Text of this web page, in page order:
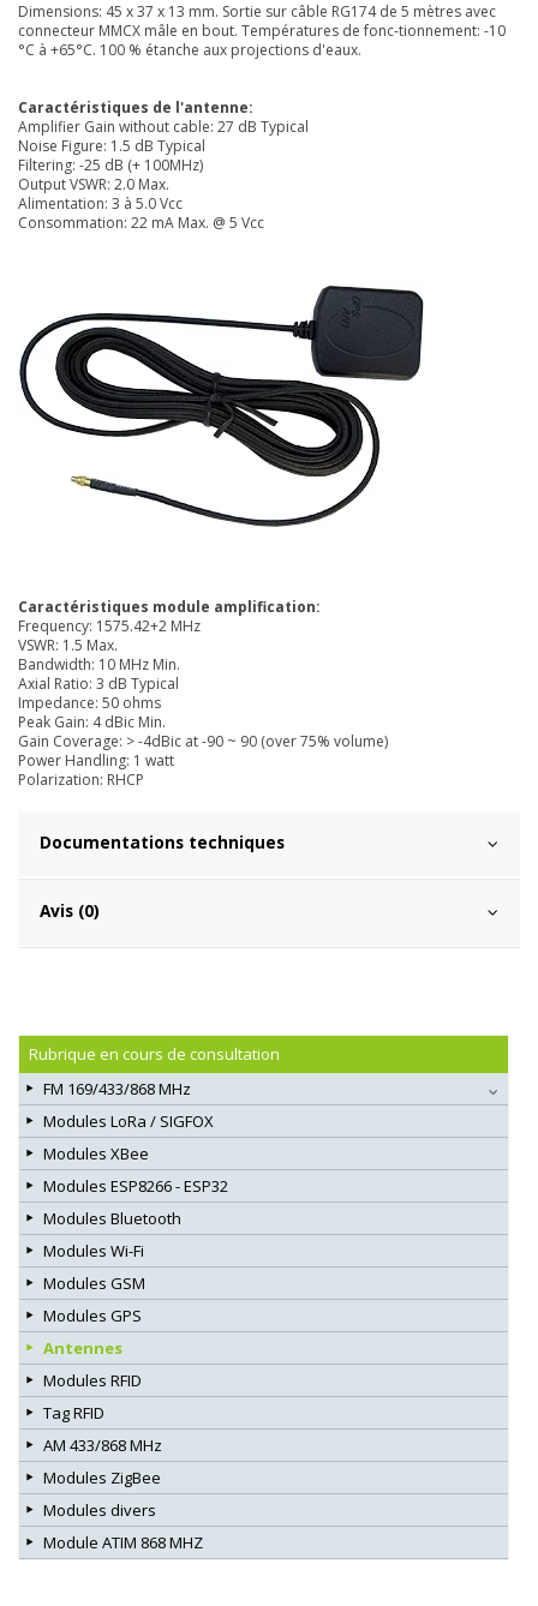
Dimensions: 45 x 37 x 13 mm. Sortie sur câble RG174 de 5 mètres avec
connecteur MMCX mâle en bout. Températures de fonc-tionnement: -10
°C à +65°C. 100 % étanche aux projections d'eaux.
Caractéristiques de l'antenne:
Amplifier Gain without cable: 27 dB Typical
Noise Figure: 1.5 dB Typical
Filtering: -25 dB (+ 100MHz)
Output VSWR: 2.0 Max.
Alimentation: 3 à 5.0 Vcc
Consommation: 22 mA Max. @ 5 Vcc
Caractéristiques module amplification:
Frequency: 1575.42+2 MHz
VSWR: 1.5 Max.
Bandwidth: 10 MHz Min.
Axial Ratio: 3 dB Typical
Impedance: 50 ohms
Peak Gain: 4 dBic Min.
Gain Coverage: > -4dBic at -90 ~ 90 (over 75% volume)
Power Handling: 1 watt
Polarization: RHCP
Documentations techniques
Avis (0)
Rubrique en cours de consultation
FM 169/433/868 MHz
Modules LoRa / SIGFOX
Modules XBee
Modules ESP8266 - ESP32
Modules Bluetooth
Modules Wi-Fi
Modules GSM
Modules GPS
Antennes
Modules RFID
Tag RFID
AM 433/868 MHz
Modules ZigBee
Modules divers
Module ATIM 868 MHZ